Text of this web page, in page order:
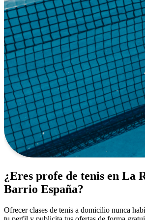
¿Eres profe de tenis en La
Barrio España?
Ofrecer clases de tenis a domicilio nunca